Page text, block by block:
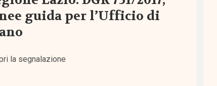
guida per l’Ufficio di
la segnalazione